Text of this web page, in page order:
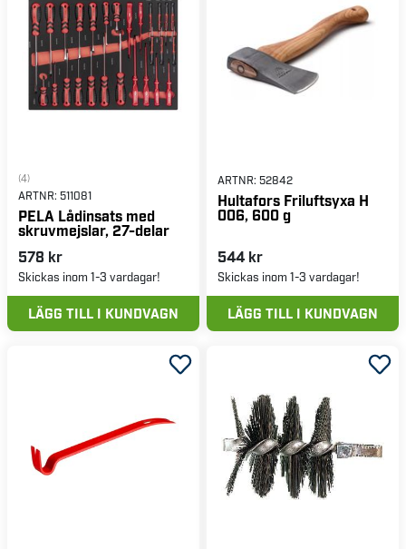
(4)
ARTNR: 511081
PELA Lådinsats med
skruvmejslar, 27-delar
578 kr
Skickas inom 1-3 vardagar!
LÄGG TILL I KUNDVAGN
ARTNR: 52842
Hultafors Friluftsyxa H
006, 600 g
544 kr
Skickas inom 1-3 vardagar!
LÄGG TILL I KUNDVAGN